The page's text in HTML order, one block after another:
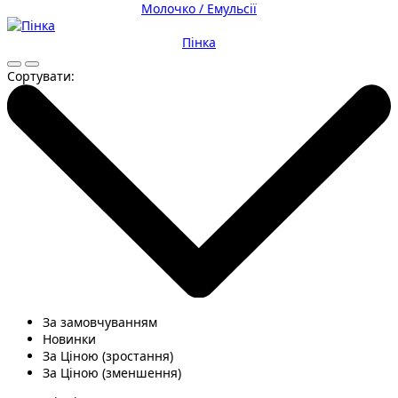
Молочко / Емульсії
Пінка
Сортувати:
За замовчуванням
Новинки
За Ціною (зростання)
За Ціною (зменшення)